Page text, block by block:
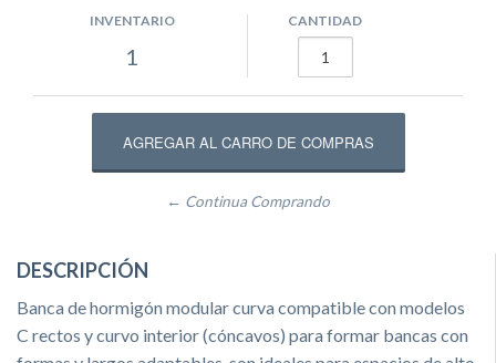
INVENTARIO
1
CANTIDAD
← Continua Comprando
DESCRIPCIÓN
Banca de hormigón modular curva compatible con modelos
C rectos y curvo interior (cóncavos) para formar bancas con